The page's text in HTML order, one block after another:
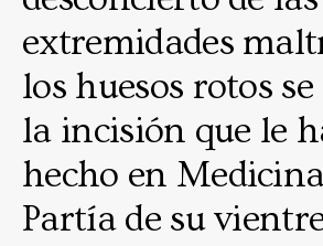
extremidades
los huesos rotos
la incisión que le
hecho en
Partía de su